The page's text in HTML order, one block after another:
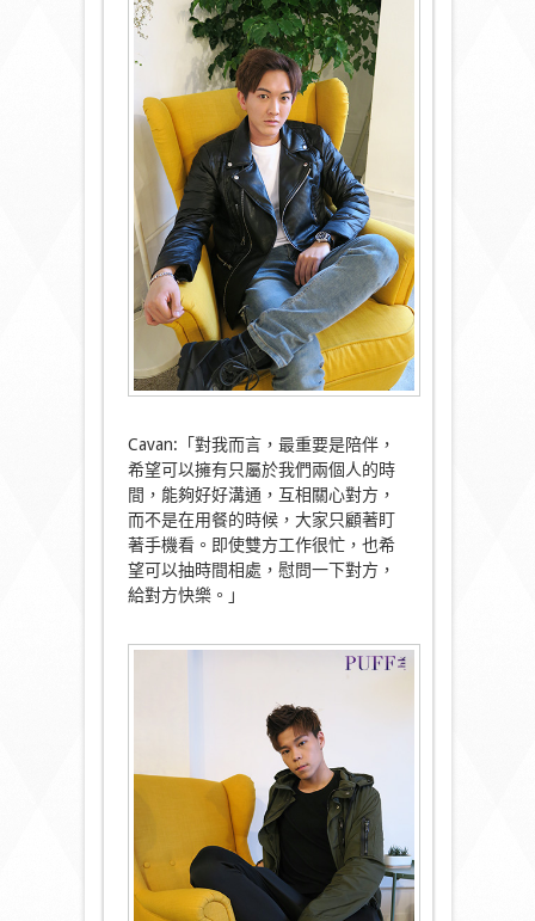
Cavan:「對我而言，最重要是陪伴，
希望可以擁有只屬於我們兩個人的時
間，能夠好好溝通，互相關心對方，
而不是在用餐的時候，大家只顧著盯
著手機看。即使雙方工作很忙，也希
望可以抽時間相處，慰問一下對方，
給對方快樂。」